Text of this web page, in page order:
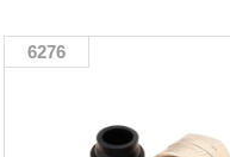
6276